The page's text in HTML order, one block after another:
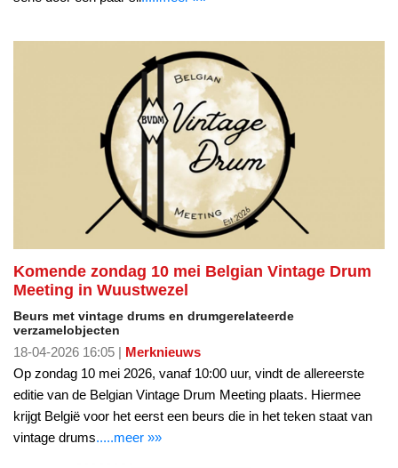
Komende zondag 10 mei Belgian Vintage Drum
Meeting in Wuustwezel
Beurs met vintage drums en drumgerelateerde
verzamelobjecten
18-04-2026 16:05 | Merknieuws
Op zondag 10 mei 2026, vanaf 10:00 uur, vindt de allereerste
editie van de Belgian Vintage Drum Meeting plaats. Hiermee
krijgt België voor het eerst een beurs die in het teken staat van
vintage drums.....meer »»